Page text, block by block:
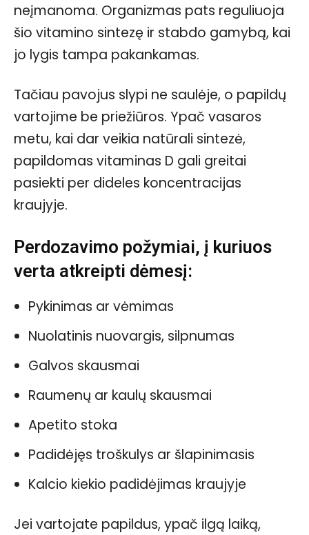
neįmanoma. Organizmas pats reguliuoja
šio vitamino sintezę ir stabdo gamybą, kai
jo lygis tampa pakankamas.
Tačiau pavojus slypi ne saulėje, o papildų
vartojime be priežiūros. Ypač vasaros
metu, kai dar veikia natūrali sintezė,
papildomas vitaminas D gali greitai
pasiekti per dideles koncentracijas
kraujyje.
Perdozavimo požymiai, į kuriuos
verta atkreipti dėmesį:
Pykinimas ar vėmimas
Nuolatinis nuovargis, silpnumas
Galvos skausmai
Raumenų ar kaulų skausmai
Apetito stoka
Padidėjęs troškulys ar šlapinimasis
Kalcio kiekio padidėjimas kraujyje
Jei vartojate papildus, ypač ilgą laiką,